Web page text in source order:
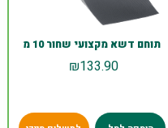
תוחם דשא מקצועי שחור 10 מ
₪133.90